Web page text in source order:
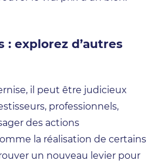
: explorez d’autres
il peut être judicieux
professionnels,
des actions
la réalisation de certains
un nouveau levier pour